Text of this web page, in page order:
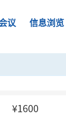
议 信息浏览
¥1600